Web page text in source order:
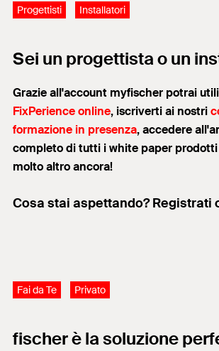
Progettisti Installatori
Sei un progettista o un
Grazie all'account myfischer potrai
FixPerience online, iscriverti ai nostri
formazione in presenza, accedere
completo di tutti i white paper
molto altro ancora!
Cosa stai aspettando? Registrati
Fai da Te Privato
fischer è la soluzione